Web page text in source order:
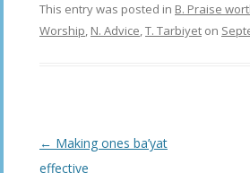
This entry was posted in B. Praise
Worship, N. Advice,T. Tarbiyet on
Post
navigation
← Making ones ba’yat
effective